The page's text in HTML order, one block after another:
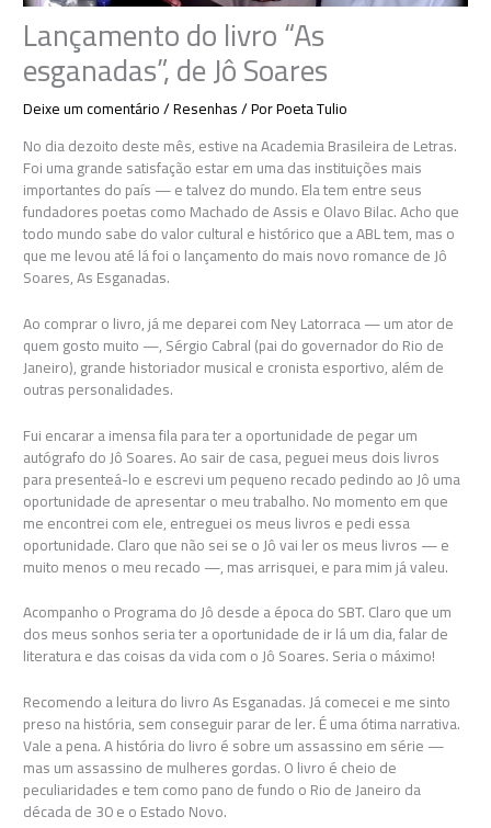
Lançamento do livro “As
esganadas”, de Jô Soares
Deixe um comentário/Resenhas/ PorPoeta Tulio
No dia dezoito deste mês, estive na Academia Brasileira de Letras.
Foi uma grande satisfação estar em uma das instituições mais
importantes do país — e talvez do mundo. Ela tem entre seus
fundadores poetas como Machado de Assis e Olavo Bilac. Acho que
todo mundo sabe do valor cultural e histórico que a ABL tem, mas o
que me levou até lá foi o lançamento do mais novo romance de Jô
Soares, As Esganadas.
Ao comprar o livro, já me deparei com Ney Latorraca — um ator de
quem gosto muito —, Sérgio Cabral (pai do governador do Rio de
Janeiro), grande historiador musical e cronista esportivo, além de
outras personalidades.
Fui encarar a imensa fila para ter a oportunidade de pegar um
autógrafo do Jô Soares. Ao sair de casa, peguei meus dois livros
para presenteá-lo e escrevi um pequeno recado pedindo ao Jô uma
oportunidade de apresentar o meu trabalho. No momento em que
me encontrei com ele, entreguei os meus livros e pedi essa
oportunidade. Claro que não sei se o Jô vai ler os meus livros — e
muito menos o meu recado —, mas arrisquei, e para mim já valeu.
Acompanho o Programa do Jô desde a época do SBT. Claro que um
dos meus sonhos seria ter a oportunidade de ir lá um dia, falar de
literatura e das coisas da vida com o Jô Soares. Seria o máximo!
Recomendo a leitura do livro As Esganadas. Já comecei e me sinto
preso na história, sem conseguir parar de ler. É uma ótima narrativa.
Vale a pena. A história do livro é sobre um assassino em série —
mas um assassino de mulheres gordas. O livro é cheio de
peculiaridades e tem como pano de fundo o Rio de Janeiro da
década de 30 e o Estado Novo.